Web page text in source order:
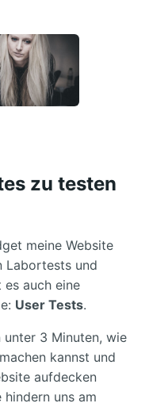
zu testen
meine Website
Labortests und
auch eine
User Tests.
3 Minuten, wie
kannst und
aufdecken
hindern uns am